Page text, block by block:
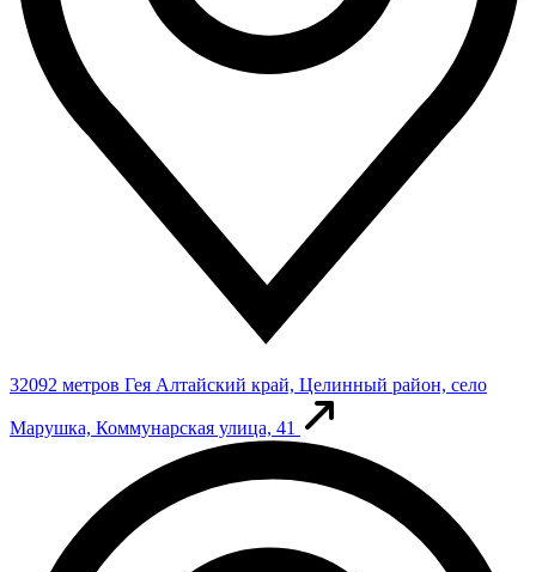
32092 метров Гея Алтайский край, Целинный район, село
Марушка, Коммунарская улица, 41